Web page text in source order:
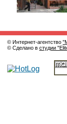
© Интернет-агентство
© Сделано в студии